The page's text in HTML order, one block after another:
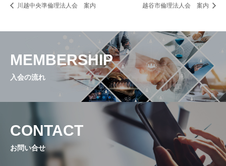
会員専用ページ
お問い合せ
川越中央準倫理法人会 案内 越谷市倫理法人会 案内
MEMBERSHIP
入会の流れ
CONTACT
お問い合せ